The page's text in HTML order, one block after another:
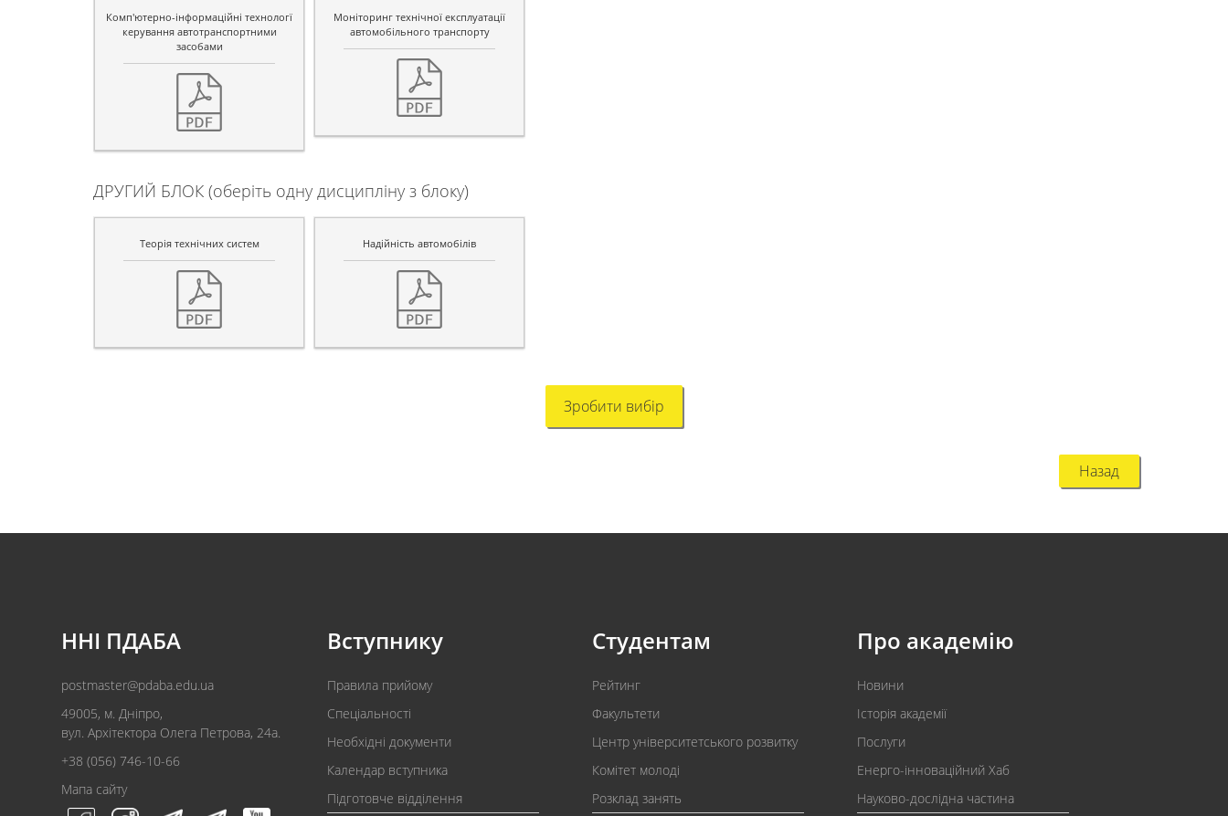
Комп'ютерно-інформаційні технологї
керування автотранспортними
засобами
Моніторинг технічної експлуатації
автомобільного транспорту
ДРУГИЙ БЛОК (оберіть одну дисципліну з блоку)
Теорія технічних систем Надійність автомобілів
Зробити вибір
Назад
ННІ ПДАБА
postmaster@pdaba.edu.ua
49005, м. Дніпро,
вул. Архітектора Олега Петрова, 24а.
+38 (056) 746-10-66
Мапа сайту
Вступнику
Правила прийому
Спеціальності
Необхідні документи
Календар вступника
Підготовче відділення
Студентам
Рейтинг
Факультети
Центр університетського розвитку
Комітет молоді
Розклад занять
Про академію
Новини
Історія академії
Послуги
Енерго-інноваційний Хаб
Науково-дослідна частина